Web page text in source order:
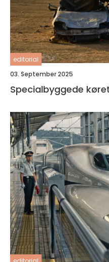
editorial
03. September 2025
Specialbyggede